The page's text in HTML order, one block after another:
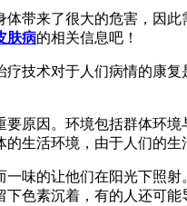
带来了很大的危害，因
肤病的相关信息吧！
术对于人们病情的康
原因。环境包括群体环
生活环境，由于人们的
的让他们在阳光下照射
色素沉着，有的人还可